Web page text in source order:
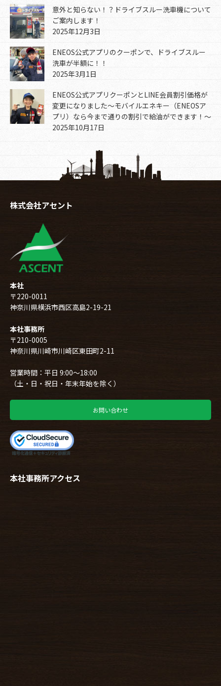
意外と知らない！？ドライブスルー洗車機について
ご案内します！
2025年12月3日
ENEOS公式アプリのクーポンで、ドライブスルー
洗車が半額に！！
2025年3月1日
ENEOS公式アプリクーポンとLINE会員割引価格が
変更になりました～モバイルエネキー（ENEOSア
プリ）なら今まで通りの割引で給油ができます！～
2025年10月17日
株式会社アセント
本社
〒220-0011
神奈川県横浜市西区高島2-19-21
本社事務所
〒210-0005
神奈川県川崎市川崎区東田町2-11
営業時間：平日 9:00～18:00
（土・日・祝日・年末年始を除く）
お問い合わせ
本社事務所アクセス